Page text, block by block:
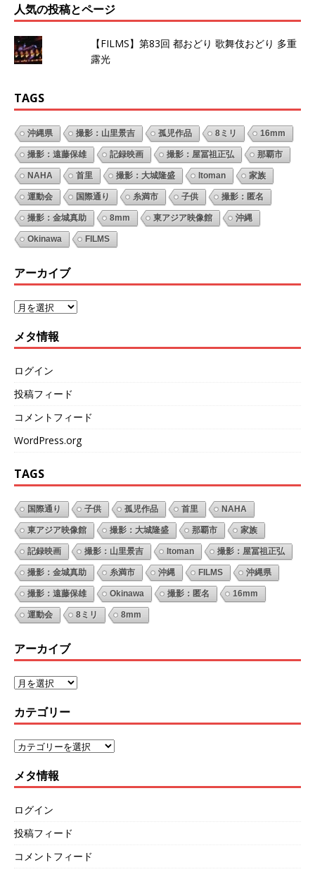
人気の投稿とページ
【FILMS】第83回 都おどり 歌舞伎おどり 多重
露光
TAGS
沖縄県 撮影：山里景吉 孤児作品 8ミリ 16mm
撮影：遠藤保雄 記録映画 撮影：屋冨祖正弘 那覇市
NAHA 首里 撮影：大城隆盛 Itoman 家族
運動会 国際通り 糸満市 子供 撮影：匿名
撮影：金城真助 8mm 東アジア映像館 沖縄
Okinawa FILMS
アーカイブ
メタ情報
ログイン
投稿フィード
コメントフィード
WordPress.org
TAGS
国際通り 子供 孤児作品 首里 NAHA
東アジア映像館 撮影：大城隆盛 那覇市 家族
記録映画 撮影：山里景吉 Itoman 撮影：屋冨祖正弘
撮影：金城真助 糸満市 沖縄 FILMS 沖縄県
撮影：遠藤保雄 Okinawa 撮影：匿名 16mm
運動会 8ミリ 8mm
アーカイブ
カテゴリー
メタ情報
ログイン
投稿フィード
コメントフィード